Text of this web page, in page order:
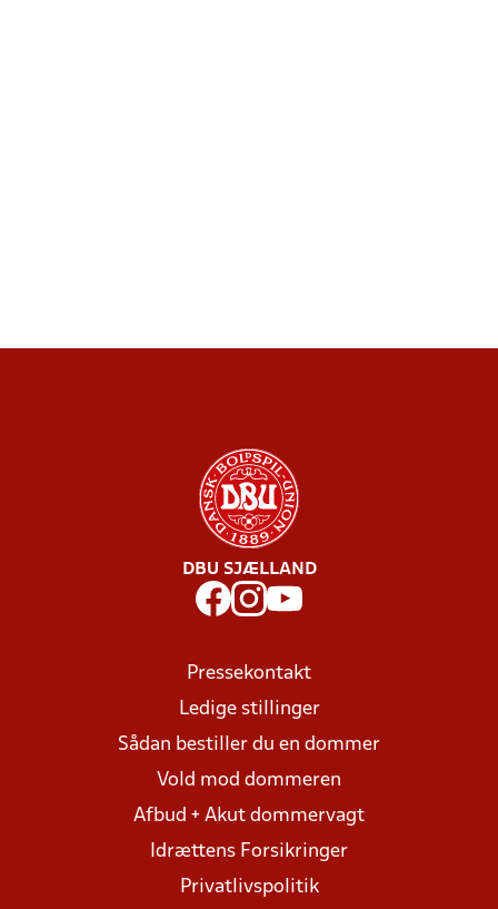
DBU SJÆLLAND
Pressekontakt
Ledige stillinger
Sådan bestiller du en dommer
Vold mod dommeren
Afbud + Akut dommervagt
Idrættens Forsikringer
Privatlivspolitik